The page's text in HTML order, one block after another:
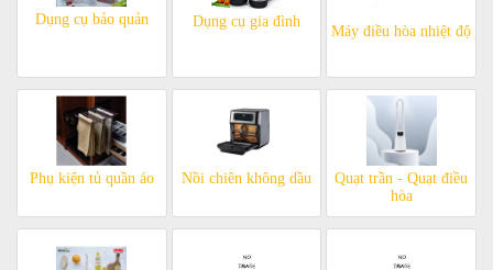
Dụng cụ bảo quản Dụng cụ gia đình
Máy điều hòa nhiệt độ
Phụ kiện tủ quần áo Nồi chiên không dầu
Quạt trần - Quạt điều
hòa